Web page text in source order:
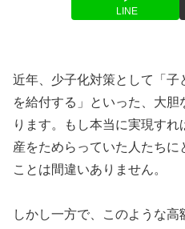
LINE
近年、少子化対策として「子
を給付する」といった、大
ります。もし本当に実現す
産をためらっていた人たち
ことは間違いありません。
しかし一方で、このような